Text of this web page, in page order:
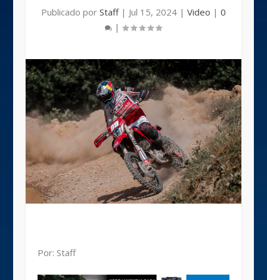
Publicado por Staff| Jul 15, 2024| Video | 0
|
Por: Staff